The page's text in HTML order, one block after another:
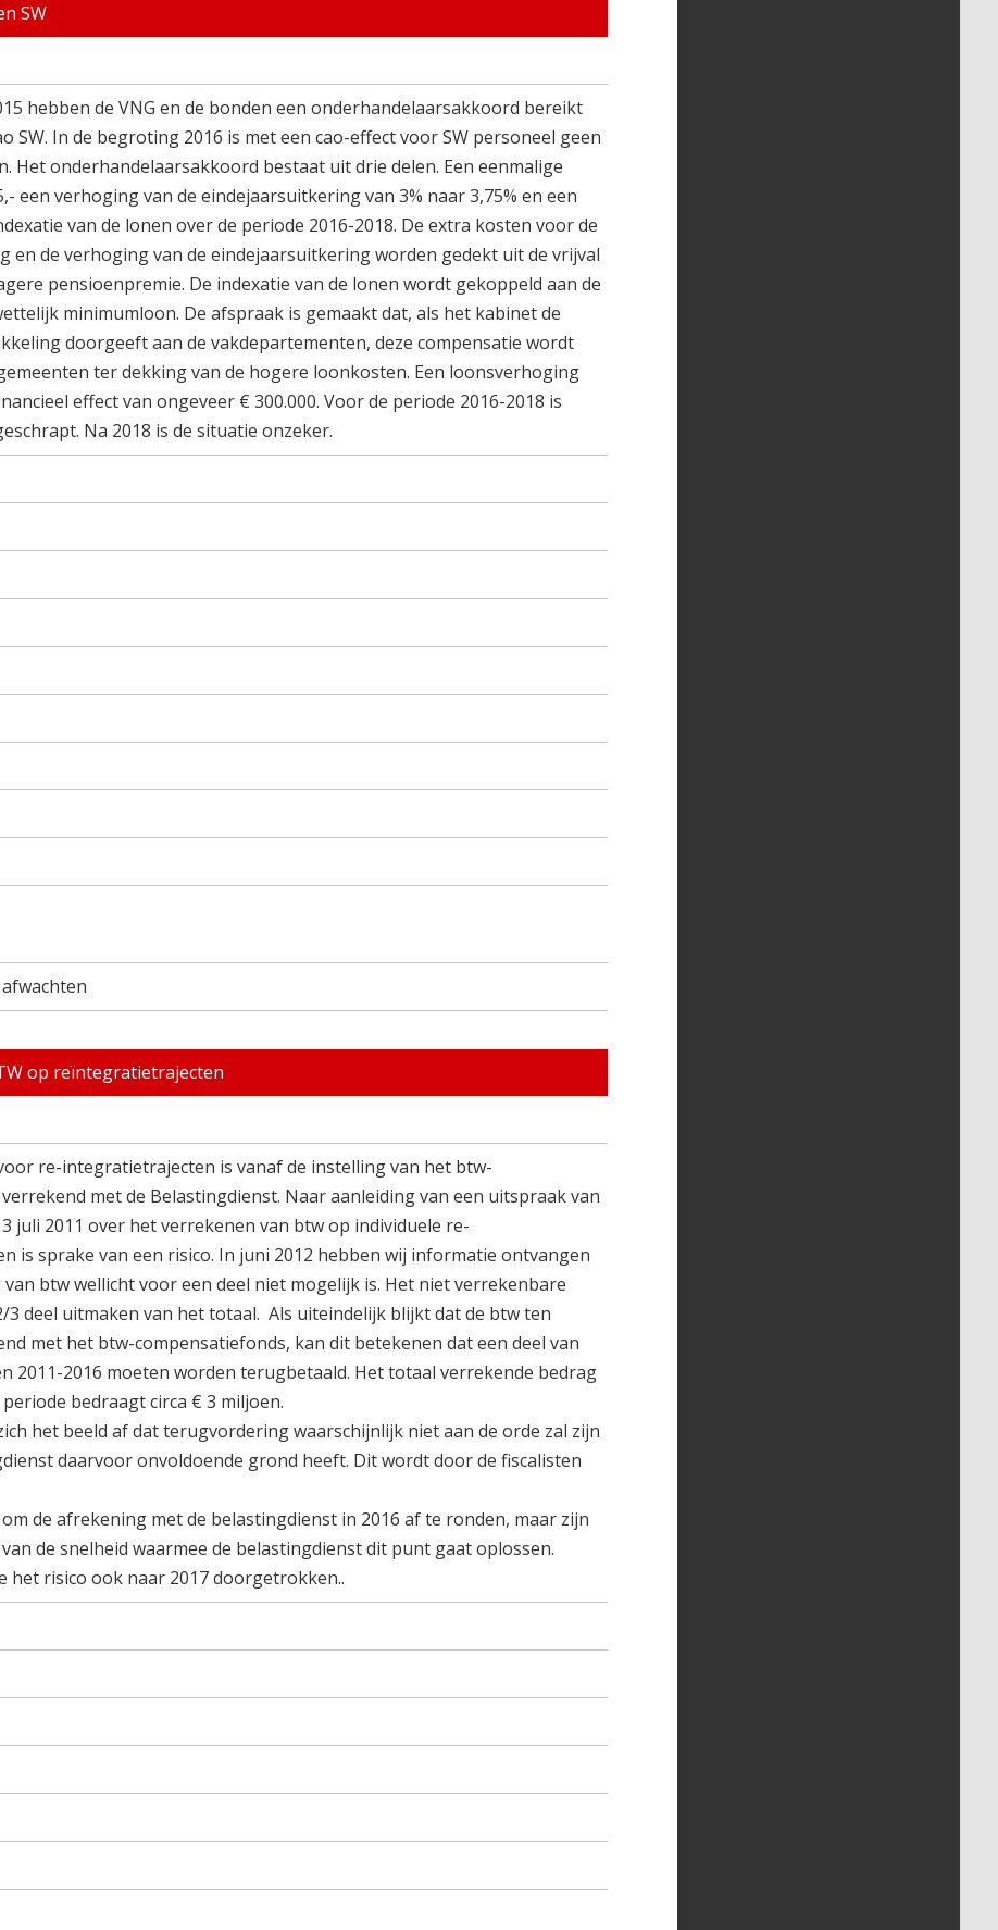
SW
hebben de VNG en de bonden een onderhandelaarsakkoord bereikt
SW. In de begroting 2016 is met een cao-effect voor SW personeel geen
Het onderhandelaarsakkoord bestaat uit drie delen. Een eenmalige
een verhoging van de eindejaarsuitkering van 3% naar 3,75% en een
van de lonen over de periode 2016-2018. De extra kosten voor de
en de verhoging van de eindejaarsuitkering worden gedekt uit de vrijval
pensioenpremie. De indexatie van de lonen wordt gekoppeld aan de
minimumloon. De afspraak is gemaakt dat, als het kabinet de
doorgeeft aan de vakdepartementen, deze compensatie wordt
ter dekking van de hogere loonkosten. Een loonsverhoging
effect van ongeveer € 300.000. Voor de periode 2016-2018 is
Na 2018 is de situatie onzeker.
op reïntegratietrajecten
re-integratietrajecten is vanaf de instelling van het btw-
met de Belastingdienst. Naar aanleiding van een uitspraak van
juli 2011 over het verrekenen van btw op individuele re-
is sprake van een risico. In juni 2012 hebben wij informatie ontvangen
btw wellicht voor een deel niet mogelijk is. Het niet verrekenbare
3 deel uitmaken van het totaal. Als uiteindelijk blijkt dat de btw ten
met het btw-compensatiefonds, kan dit betekenen dat een deel van
2011-2016 moeten worden terugbetaald. Het totaal verrekende bedrag
bedraagt circa € 3 miljoen.
het beeld af dat terugvordering waarschijnlijk niet aan de orde zal zijn
daarvoor onvoldoende grond heeft. Dit wordt door de fiscalisten
de afrekening met de belastingdienst in 2016 af te ronden, maar zijn
de snelheid waarmee de belastingdienst dit punt gaat oplossen.
het risico ook naar 2017 doorgetrokken..